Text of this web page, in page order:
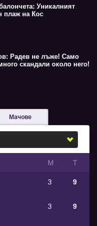
Уникалният
плаж на Кос
Радев не лъже! Само
скандали около него!
Мачове
М Т
3 9
3 9